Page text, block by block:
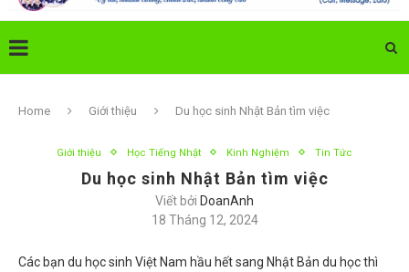
Home Giới thiệu Du học sinh Nhật Bản tìm việc
Giới thiệu Học Tiếng Nhật Kinh Nghiệm Tin Tức
Du học sinh Nhật Bản tìm việc
Viết bởi DoanAnh
18 Tháng 12, 2024
Các bạn du học sinh Việt Nam hầu hết sang Nhật Bản du học thì